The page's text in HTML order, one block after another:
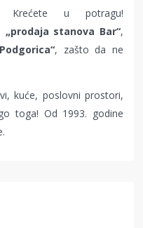
u potragu!
„prodaja stanova Bar“,
, zašto da ne
kuće, poslovni prostori,
toga! Od 1993. godine